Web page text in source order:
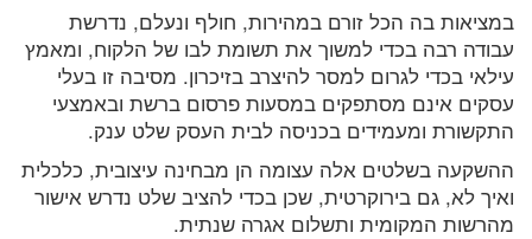
במציאות בה הכל זורם במהירות, חולף ונעלם, נדרשת
עבודה רבה בכדי למשוך את תשומת לבו של הלקוח, ומאמץ
עילאי בכדי לגרום למסר להיצרב בזיכרון. מסיבה זו בעלי
עסקים אינם מסתפקים במסעות פרסום ברשת ובאמצעי
התקשורת ומעמידים בכניסה לבית העסק שלט ענק.
ההשקעה בשלטים אלה עצומה הן מבחינה עיצובית, כלכלית
ואיך לא, גם בירוקרטית, שכן בכדי להציב שלט נדרש אישור
מהרשות המקומית ותשלום אגרה שנתית.